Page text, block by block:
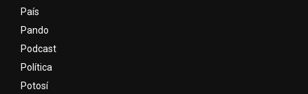
País
Pando
Podcast
Política
Potosí